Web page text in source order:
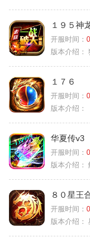
１９５神
开服时间：
版本介绍：
１７６
开服时间：
版本介绍：
华夏传v3
开服时间：
版本介绍：
８０星王
开服时间：
版本介绍：